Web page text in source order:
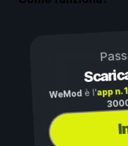
WeMod è l'app n. 1